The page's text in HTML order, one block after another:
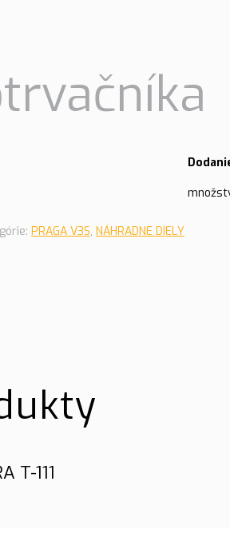
PRAGA V3S, NÁHRADNE DIELY
T-111